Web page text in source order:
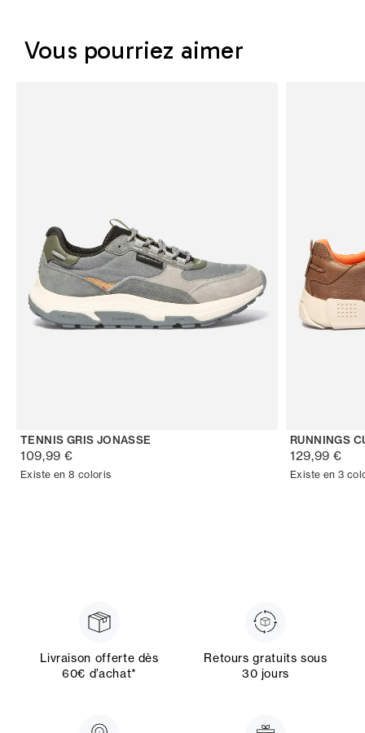
Vous pourriez aimer
TENNIS GRIS JONASSE
109,99 €
Existe en 8 coloris
RUNNINGS
129,99 €
Existe en 3
Livraison offerte dès
60€ d’achat*
Retours gratuits sous
30 jours